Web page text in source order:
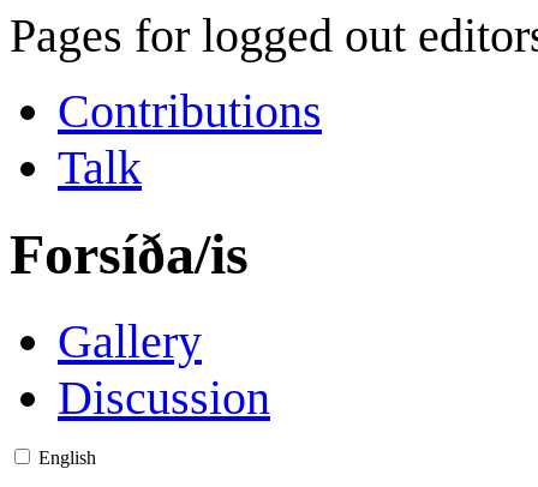
Pages for logged out
Contributions
Talk
Forsíða/is
Gallery
Discussion
English